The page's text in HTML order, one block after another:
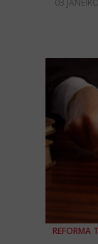
REFORMA